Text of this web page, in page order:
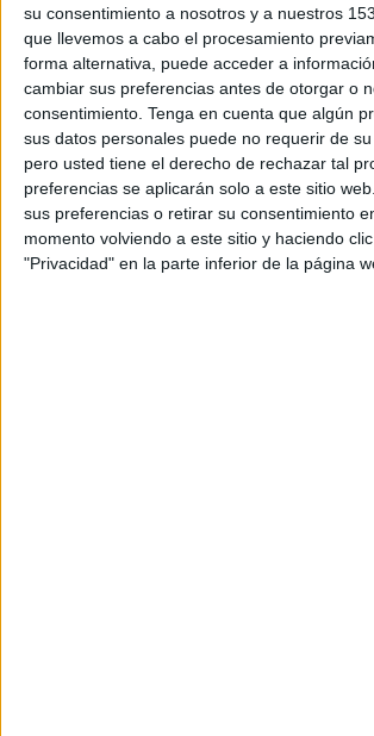
su consentimiento a nosotros y a nuestros
que llevemos a cabo el procesamiento
forma alternativa, puede acceder a
cambiar sus preferencias antes de otorgar o
consentimiento. Tenga en cuenta que algún
sus datos personales puede no requerir de
pero usted tiene el derecho de rechazar tal
preferencias se aplicarán solo a este sitio
sus preferencias o retirar su consentimiento
momento volviendo a este sitio y haciendo
"Privacidad" en la parte inferior de la página
insectes' afirma amb indignació
que subratlla que és obra
minoritari del col·lectiu de
agents rurals els resulta molt
mentre duen a terme aquestes
Els efectes del perdigó